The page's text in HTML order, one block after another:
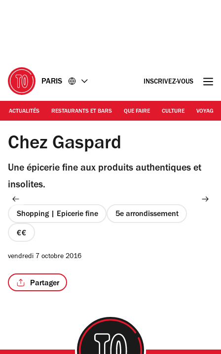
PARIS INSCRIVEZ-VOUS
ACTUALITÉS RESTAURANTS ET BARS QUE FAIRE CULTURE VOYAGE
© LA / TOP
Chez Gaspard
Une épicerie fine aux produits authentiques et
insolites.
Shopping | Epicerie fine 5e arrondissement
prix
4
vendredi 7 octobre 2016
Partager